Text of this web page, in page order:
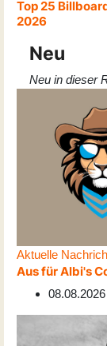
Top 25
2026
Neu
Neu in dieser
Aktuelle
Aus für Albi's
08.08.2026